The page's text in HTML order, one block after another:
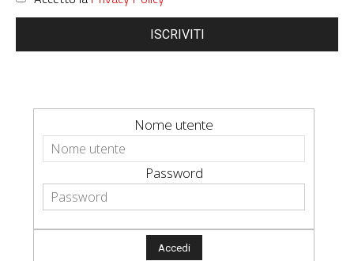
ISCRIVITI
Nome utente
Password